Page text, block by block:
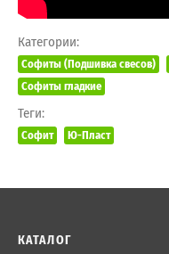
Категории:
Софиты (Подшивка свесов)
Софиты гладкие
Теги:
Софит Ю-Пласт
КАТАЛОГ